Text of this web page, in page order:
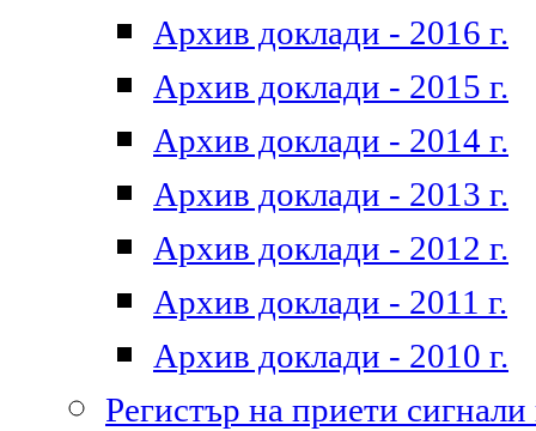
Архив доклади - 2016 г.
Архив доклади - 2015 г.
Архив доклади - 2014 г.
Архив доклади - 2013 г.
Архив доклади - 2012 г.
Архив доклади - 2011 г.
Архив доклади - 2010 г.
Регистър на приети